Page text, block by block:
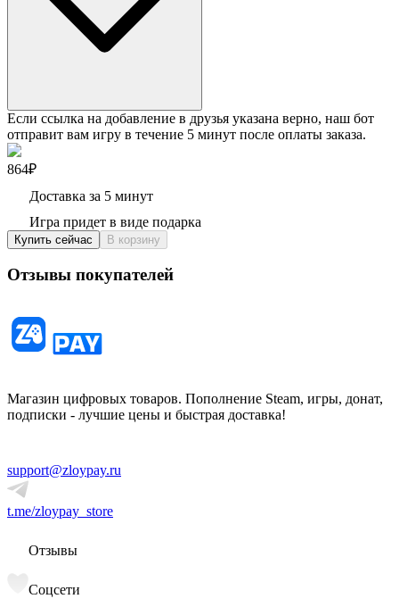
Если ссылка на добавление в друзья указана верно, наш бот
отправит вам игру в течение 5 минут после оплаты заказа.
864₽
Доставка за 5 минут
Игра придет в виде подарка
Купить сейчас В корзину
Отзывы покупателей
Магазин цифровых товаров. Пополнение Steam, игры, донат,
подписки - лучшие цены и быстрая доставка!
support@zloypay.ru
t.me/zloypay_store
Отзывы
Соцсети